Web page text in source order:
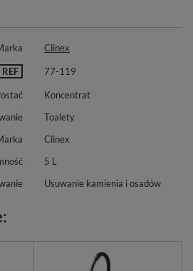
Clinex
REF 77-119
Koncentrat
Toalety
Clinex
5 L
Usuwanie kamienia i osadów